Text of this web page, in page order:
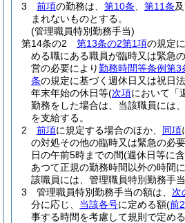
3
前項の勤務は、 第10条 第11条
まれないものとする。
(管理職員特別勤務手当)
第14条の2
第13条の2第1項の規定
める職にある職員が臨時又は緊急
営の必要により勤務時間等条例第3
条の規定に基づく週休日又は祝日
年末年始の休日等(次項において「
勤務をした場合は、当該職員には
を支給する。
2
前項に規定する場合のほか、 同項
の対処その他の臨時又は緊急の必
日の午前5時までの間(週休日等に
あつて正規の勤務時間以外の時間
該職員には、管理職員特別勤務手当
3
管理職員特別勤務手当の額は、 次
分に応じ、 当該各号に定める額(前
事する時間を考慮して規則で定め